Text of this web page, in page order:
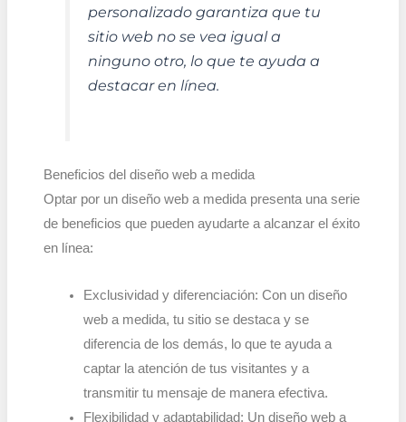
personalizado garantiza que tu
sitio web no se vea igual a
ninguno otro, lo que te ayuda a
destacar en línea.
Beneficios del diseño web a medida
Optar por un diseño web a medida presenta una serie
de beneficios que pueden ayudarte a alcanzar el éxito
en línea:
Exclusividad y diferenciación: Con un diseño
web a medida, tu sitio se destaca y se
diferencia de los demás, lo que te ayuda a
captar la atención de tus visitantes y a
transmitir tu mensaje de manera efectiva.
Flexibilidad y adaptabilidad: Un diseño web a